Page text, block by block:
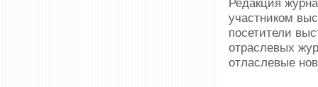
Редакция
участником
посетители
отраслевых
отласлевые